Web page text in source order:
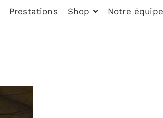
Prestations Shop Notre équipe